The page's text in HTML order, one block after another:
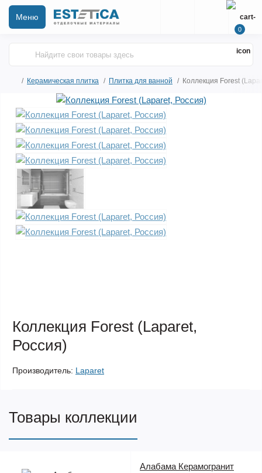
Меню
0
Керамическая плитка Плитка для ванной Коллекция Forest
Коллекция Forest (Laparet,
Россия)
Производитель: Laparet
Товары коллекции
Алабама Керамогранит